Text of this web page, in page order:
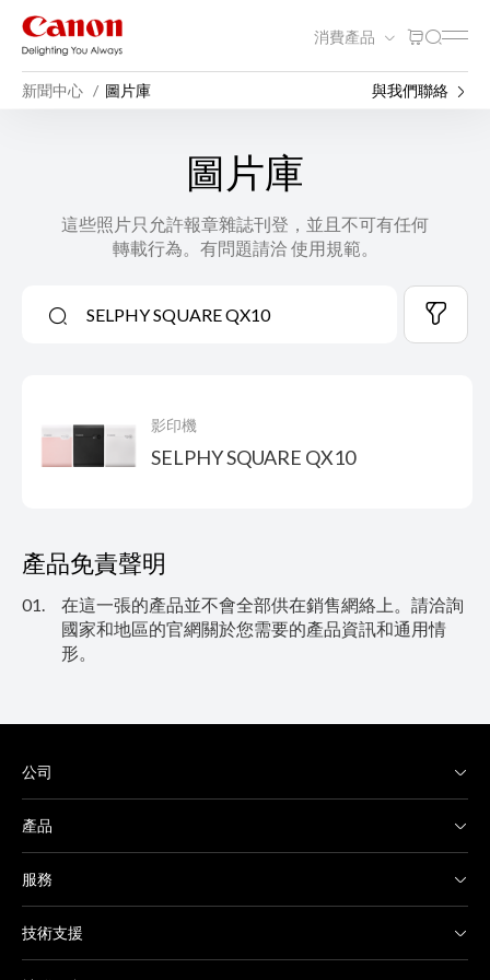
消費產品
新聞中心 圖片庫 與我們聯絡
圖片庫
這些照片只允許報章雜誌刊登，並且不可有任何
轉載行為。有問題請洽 使用規範。
影印機
SELPHY SQUARE QX10
產品免責聲明
01.
在這一張的產品並不會全部供在銷售網絡上。請洽詢
國家和地區的官網關於您需要的產品資訊和通用情
形。
公司
產品
服務
技術支援